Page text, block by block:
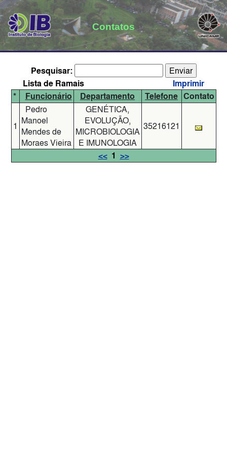
Contatos
Pesquisar:
Lista de Ramais
Imprimir
*
Funcionário Departamento Telefone Contato
1
Pedro
Manoel
Mendes de
Moraes Vieira
GENÉTICA,
EVOLUÇÃO,
MICROBIOLOGIA
E IMUNOLOGIA
35216121
<< 1 >>